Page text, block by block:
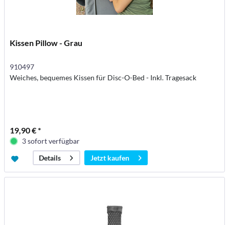
Kissen Pillow - Grau
910497
Weiches, bequemes Kissen für Disc-O-Bed - Inkl. Tragesack
19,90 € *
3 sofort verfügbar
Details
Jetzt kaufen